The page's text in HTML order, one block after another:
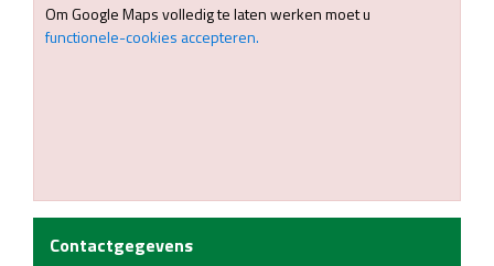
Om Google Maps volledig te laten werken moet u
functionele-cookies accepteren.
Contactgegevens